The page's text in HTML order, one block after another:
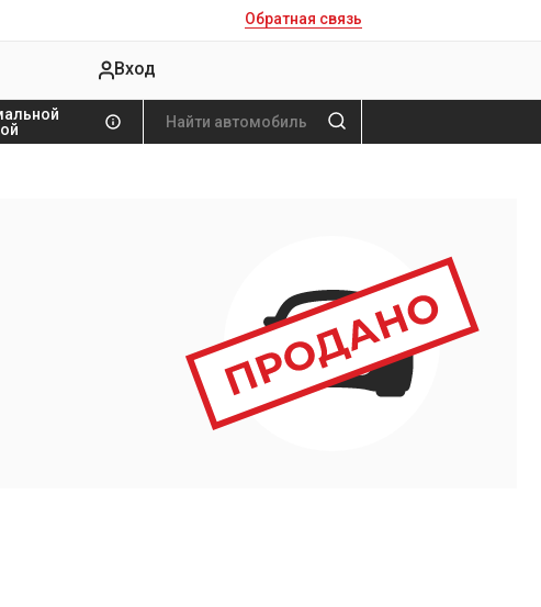
Обратная связь
Вход